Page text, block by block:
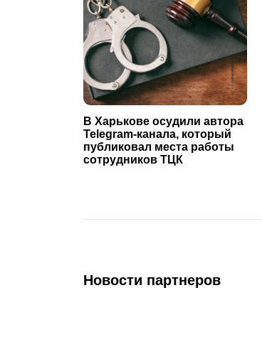
В Харькове осудили автора
Telegram-канала, который
публиковал места работы
сотрудников ТЦК
Новости партнеров